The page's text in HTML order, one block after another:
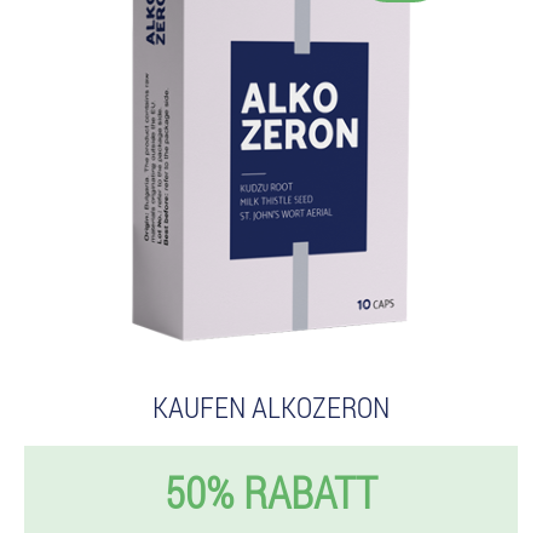
KAUFEN ALKOZERON
50% RABATT